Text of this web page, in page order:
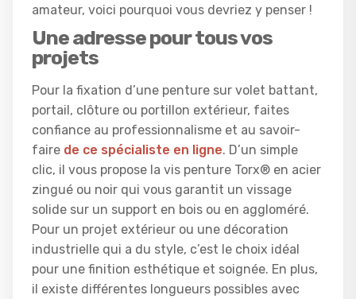
amateur, voici pourquoi vous devriez y penser !
Une adresse pour tous vos
projets
Pour la fixation d’une penture sur volet battant,
portail, clôture ou portillon extérieur, faites
confiance au professionnalisme et au savoir-
faire de ce spécialiste en ligne. D’un simple
clic, il vous propose la vis penture Torx® en acier
zingué ou noir qui vous garantit un vissage
solide sur un support en bois ou en aggloméré.
Pour un projet extérieur ou une décoration
industrielle qui a du style, c’est le choix idéal
pour une finition esthétique et soignée. En plus,
il existe différentes longueurs possibles avec